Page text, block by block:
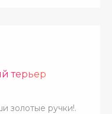
терьер
золотые ручки!.